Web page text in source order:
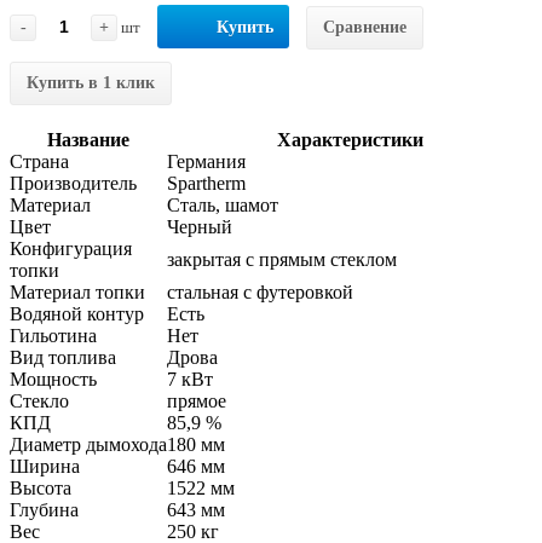
-
+ шт Купить Сравнение
Купить в 1 клик
Название
Характеристики
Страна
Германия
Производитель
Spartherm
Материал
Сталь, шамот
Цвет
Черный
Конфигурация
топки
закрытая с прямым стеклом
Материал топки
стальная с футеровкой
Водяной контур
Есть
Гильотина
Нет
Вид топлива
Дрова
Мощность
7 кВт
Стекло
прямое
КПД
85,9 %
Диаметр дымохода180 мм
Ширина
646 мм
Высота
1522 мм
Глубина
643 мм
Вес
250 кг